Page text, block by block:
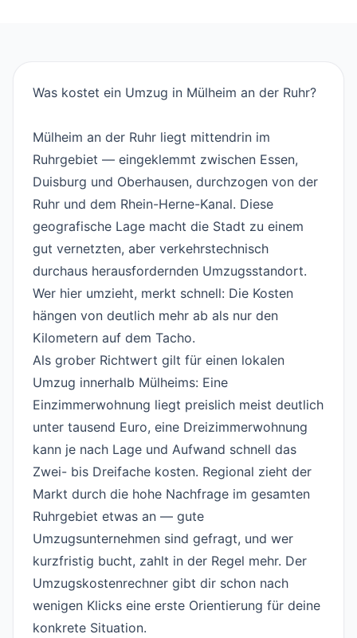
Was kostet ein Umzug in Mülheim an der Ruhr?
Mülheim an der Ruhr liegt mittendrin im
Ruhrgebiet — eingeklemmt zwischen Essen,
Duisburg und Oberhausen, durchzogen von der
Ruhr und dem Rhein-Herne-Kanal. Diese
geografische Lage macht die Stadt zu einem
gut vernetzten, aber verkehrstechnisch
durchaus herausfordernden Umzugsstandort.
Wer hier umzieht, merkt schnell: Die Kosten
hängen von deutlich mehr ab als nur den
Kilometern auf dem Tacho.
Als grober Richtwert gilt für einen lokalen
Umzug innerhalb Mülheims: Eine
Einzimmerwohnung liegt preislich meist deutlich
unter tausend Euro, eine Dreizimmerwohnung
kann je nach Lage und Aufwand schnell das
Zwei- bis Dreifache kosten. Regional zieht der
Markt durch die hohe Nachfrage im gesamten
Ruhrgebiet etwas an — gute
Umzugsunternehmen sind gefragt, und wer
kurzfristig bucht, zahlt in der Regel mehr. Der
Umzugskostenrechner gibt dir schon nach
wenigen Klicks eine erste Orientierung für deine
konkrete Situation.